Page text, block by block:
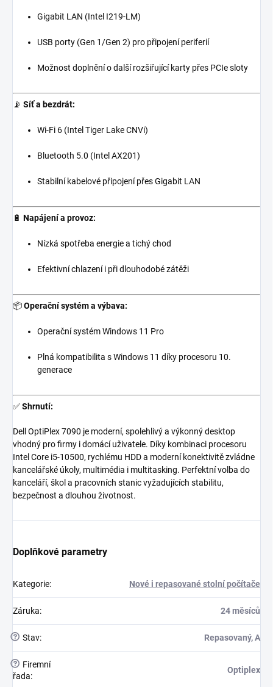
Gigabit LAN (Intel I219-LM)
USB porty (Gen 1/Gen 2) pro připojení periferií
Možnost doplnění o další rozšiřující karty přes PCIe sloty
📡 Síť a bezdrát:
Wi-Fi 6 (Intel Tiger Lake CNVi)
Bluetooth 5.0 (Intel AX201)
Stabilní kabelové připojení přes Gigabit LAN
🔋 Napájení a provoz:
Nízká spotřeba energie a tichý chod
Efektivní chlazení i při dlouhodobé zátěži
📦Operační systém a výbava:
Operační systém Windows 11 Pro
Plná kompatibilita s Windows 11 díky procesoru 10.
generace
✅Shrnutí:
Dell OptiPlex 7090 je moderní, spolehlivý a výkonný desktop
vhodný pro firmy i domácí uživatele. Díky kombinaci procesoru
Intel Core i5-10500, rychlému HDD a moderní konektivitě zvládne
kancelářské úkoly, multimédia i multitasking. Perfektní volba do
kanceláří, škol a pracovních stanic vyžadujících stabilitu,
bezpečnost a dlouhou životnost.
Doplňkové parametry
Kategorie: Nové i repasované stolní počítače
Záruka: 24 měsíců
? Stav: Repasovaný, A
?
Firemní
řada:
Optiplex